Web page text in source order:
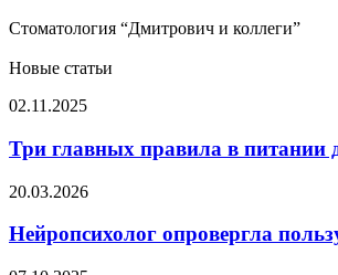
Стоматология “Дмитрович и коллеги”
Новые статьи
Три
правила
в
питании
для
защиты
сердца
02.11.2025
Три главных правила в питании
Нейропсихолог
пользу
телефонных
тренажеров
20.03.2026
Нейропсихолог опровергла